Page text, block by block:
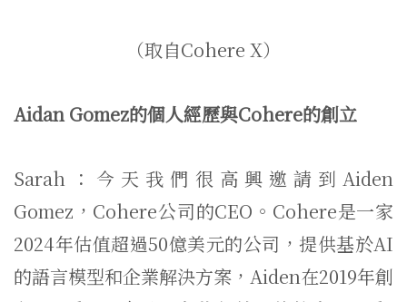
（取自Cohere X）
Aidan Gomez的個人經歷與Cohere的創立
Sarah：今天我們很高興邀請到Aiden
Gomez，Cohere公司的CEO。Cohere是一家
2024年估值超過50億美元的公司，提供基於AI
的語言模型和企業解決方案，Aiden在2019年創